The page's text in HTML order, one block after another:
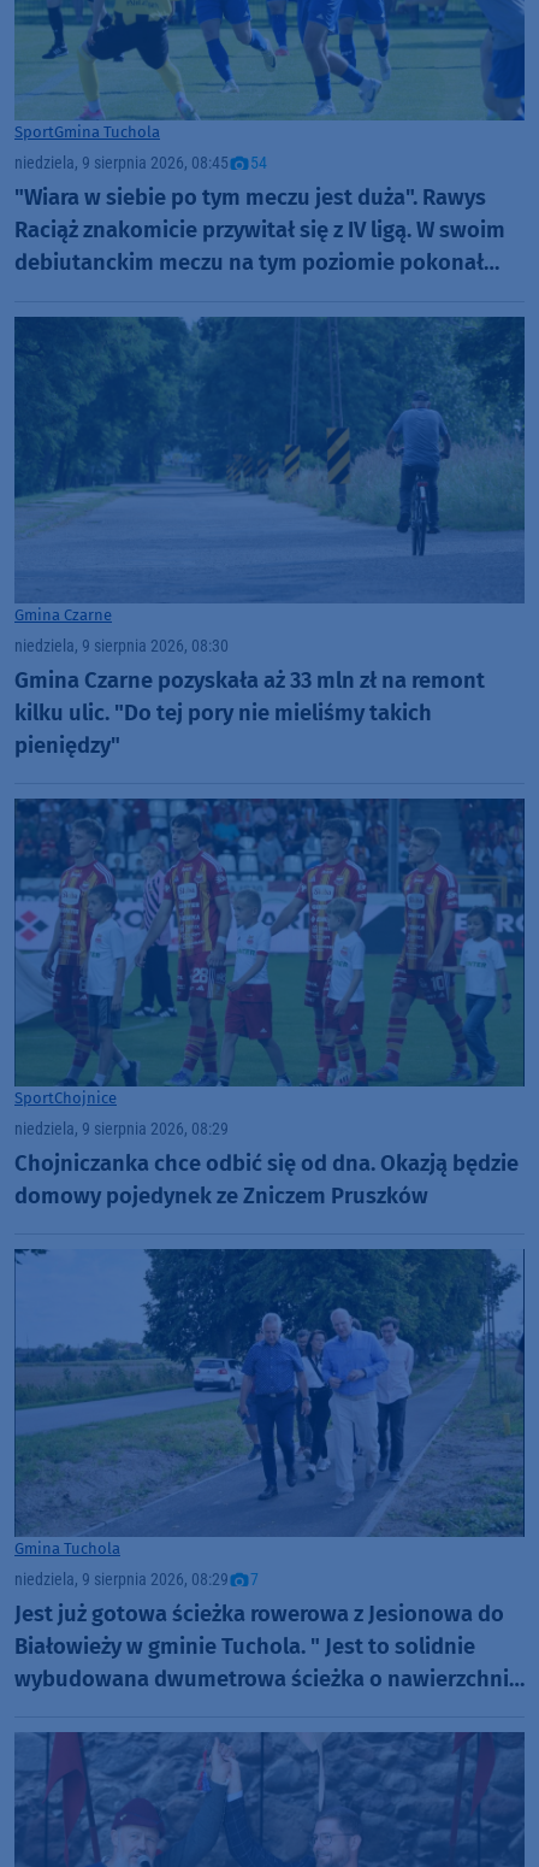
SportGmina Tuchola
niedziela, 9 sierpnia 2026, 08:45 54
"Wiara w siebie po tym meczu jest duża". Rawys
Raciąż znakomicie przywitał się z IV ligą. W swoim
debiutanckim meczu na tym poziomie pokonał
Gmina Czarne
niedziela, 9 sierpnia 2026, 08:30
Gmina Czarne pozyskała aż 33 mln zł na remont
kilku ulic. "Do tej pory nie mieliśmy takich
pieniędzy"
SportChojnice
niedziela, 9 sierpnia 2026, 08:29
Chojniczanka chce odbić się od dna. Okazją będzie
domowy pojedynek ze Zniczem Pruszków
Gmina Tuchola
niedziela, 9 sierpnia 2026, 08:29 7
Jest już gotowa ścieżka rowerowa z Jesionowa do
Białowieży w gminie Tuchola. " Jest to solidnie
wybudowana dwumetrowa ścieżka o nawierzchni